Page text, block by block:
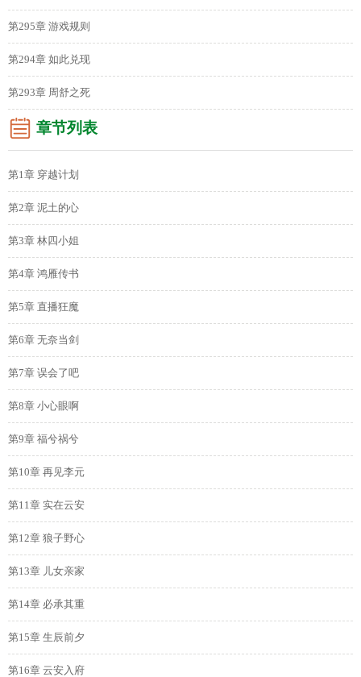
第295章 游戏规则
第294章 如此兑现
第293章 周舒之死
章节列表
第1章 穿越计划
第2章 泥土的心
第3章 林四小姐
第4章 鸿雁传书
第5章 直播狂魔
第6章 无奈当剑
第7章 误会了吧
第8章 小心眼啊
第9章 福兮祸兮
第10章 再见李元
第11章 实在云安
第12章 狼子野心
第13章 儿女亲家
第14章 必承其重
第15章 生辰前夕
第16章 云安入府